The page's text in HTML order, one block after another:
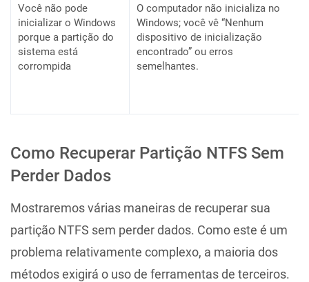
Você não pode
inicializar o Windows
porque a partição do
sistema está
corrompida
O computador não inicializa no
Windows; você vê “Nenhum
dispositivo de inicialização
encontrado” ou erros
semelhantes.
Como Recuperar Partição NTFS Sem
Perder Dados
Mostraremos várias maneiras de recuperar sua
partição NTFS sem perder dados. Como este é um
problema relativamente complexo, a maioria dos
métodos exigirá o uso de ferramentas de terceiros.